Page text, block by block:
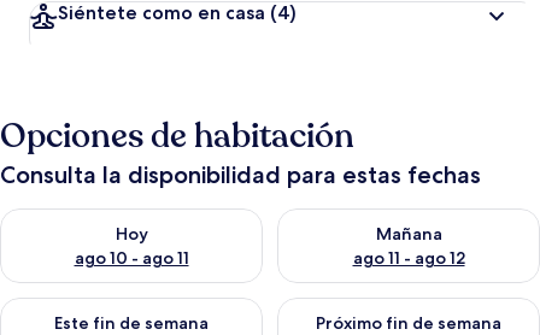
Siéntete como en casa (4)
Opciones de habitación
Consulta la disponibilidad para estas fechas
Hoy
ago 10 - ago 11
Consulta la disponibilidad para hoy ago 10 - ago 11
Mañana
ago 11 - ago 12
Consulta la disponibilidad
Este fin de semana
Consulta la disponibilidad para este fin de semana ago 14 -
Próximo fin de semana
Consulta la disponibilidad